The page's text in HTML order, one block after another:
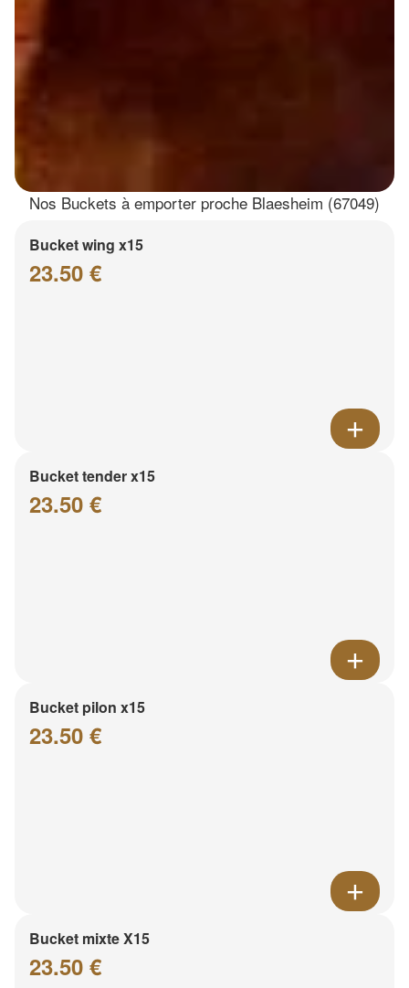
Nos Buckets à emporter proche Blaesheim (67049)
Bucket wing x15
23.50 €
Bucket tender x15
23.50 €
Bucket pilon x15
23.50 €
Bucket mixte X15
23.50 €